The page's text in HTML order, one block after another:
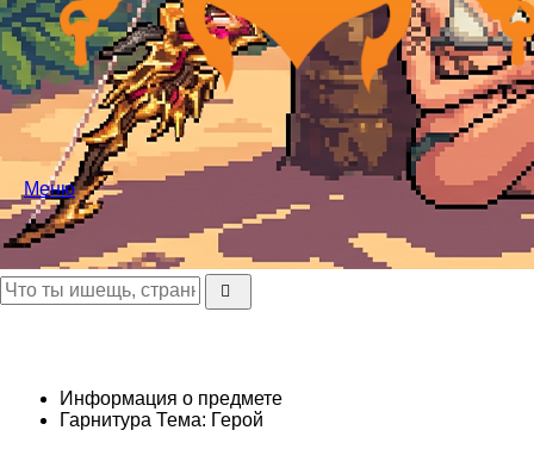
Меню
Информация о предмете
Гарнитура Тема: Герой